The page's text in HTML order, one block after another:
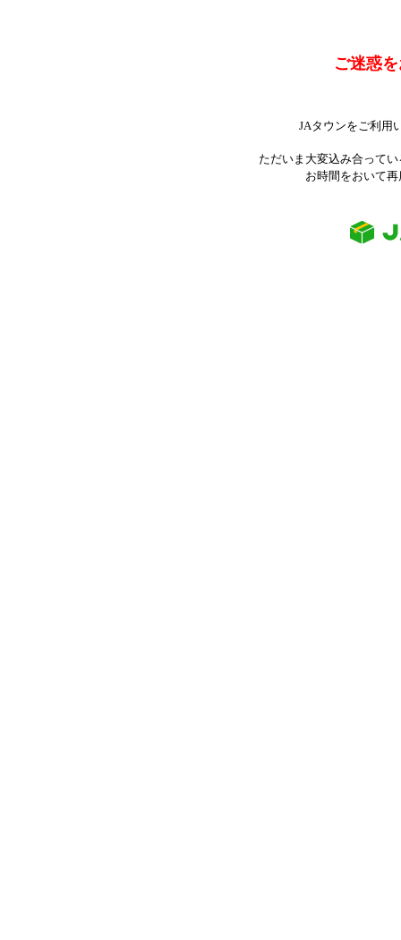
ご迷惑
JAタウンをご利用
ただいま大変込み合って
お時間をおいて